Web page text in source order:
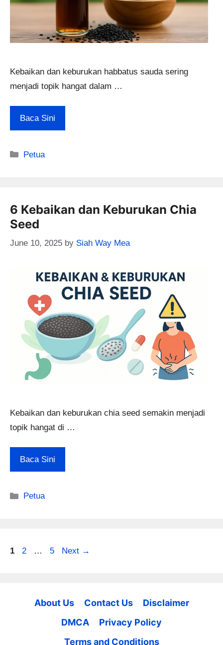
Kebaikan dan keburukan habbatus sauda sering
menjadi topik hangat dalam …
Baca Sini
Categories
Petua
6 Kebaikan dan Keburukan Chia
Seed
June 10, 2025 by Siah Way Mea
Kebaikan dan keburukan chia seed semakin menjadi
topik hangat di …
Baca Sini
Categories
Petua
Page
1 Page
2 … Page
5 Next →
About Us Contact Us
Disclaimer
DMCA
Privacy Policy
Terms and Conditions